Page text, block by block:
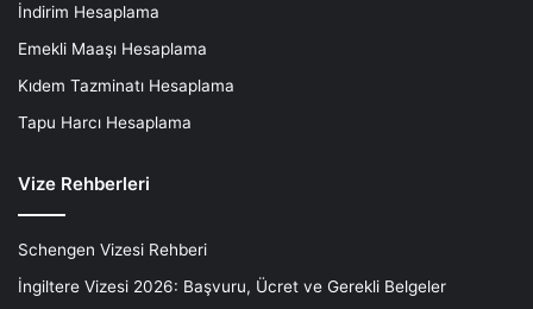
İndirim Hesaplama
Emekli Maaşı Hesaplama
Kıdem Tazminatı Hesaplama
Tapu Harcı Hesaplama
Vize Rehberleri
Schengen Vizesi Rehberi
İngiltere Vizesi 2026: Başvuru, Ücret ve Gerekli Belgeler